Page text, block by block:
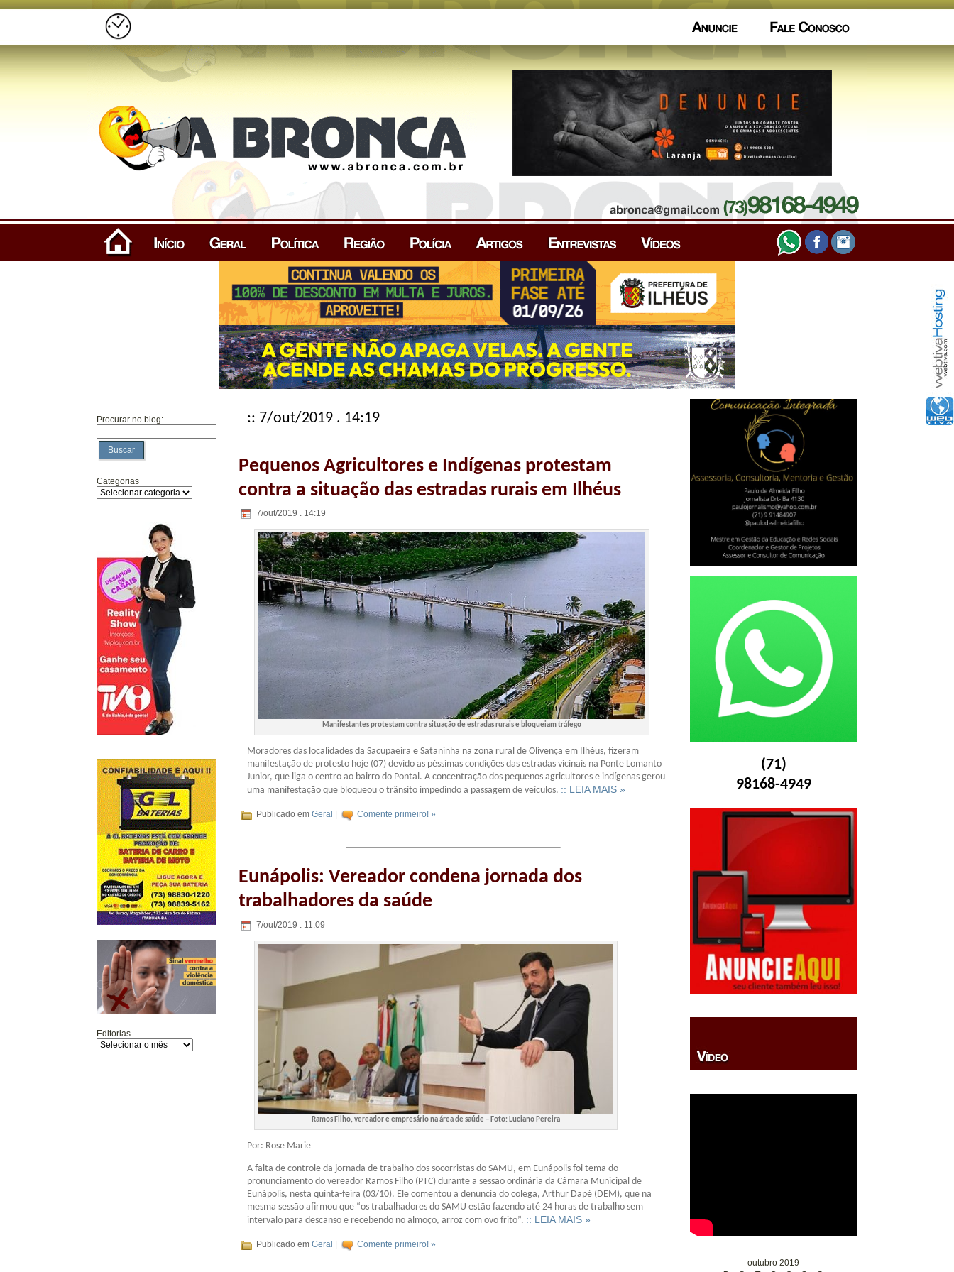
Procurar no blog:
Buscar
Categorias
Editorias
:: 7/out/2019 . 14:19
Pequenos Agricultores e Indígenas protestam
contra a situação das estradas rurais em Ilhéus
7/out/2019 . 14:19
Manifestantes protestam contra situação de estradas rurais e bloqueiam tráfego
Moradores das localidades da Sacupaeira e Sataninha na zona rural de Olivença em Ilhéus, fizeram
manifestação de protesto hoje (07) devido as péssimas condições das estradas vicinais na Ponte Lomanto
Junior, que liga o centro ao bairro do Pontal. A concentração dos pequenos agricultores e indígenas gerou
uma manifestação que bloqueou o trânsito impedindo a passagem de veículos. :: LEIA MAIS »
Publicado em Geral Comente primeiro! »
Eunápolis: Vereador condena jornada dos
trabalhadores da saúde
7/out/2019 . 11:09
Ramos Filho, vereador e empresário na área de saúde – Foto: Luciano Pereira
Por: Rose Marie
A falta de controle da jornada de trabalho dos socorristas do SAMU, em Eunápolis foi tema do
pronunciamento do vereador Ramos Filho (PTC) durante a sessão ordinária da Câmara Municipal de
Eunápolis, nesta quinta-feira (03/10). Ele comentou a denuncia do colega, Arthur Dapé (DEM), que na
mesma sessão afirmou que “os trabalhadores do SAMU estão fazendo até 24 horas de trabalho sem
intervalo para descanso e recebendo no almoço, arroz com ovo frito”. :: LEIA MAIS »
Publicado em Geral | Comente primeiro! »
(71)
98168-4949
outubro 2019